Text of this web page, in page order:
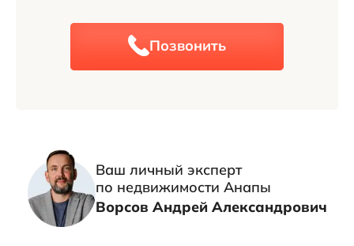
Позвонить
Ваш личный эксперт
по недвижимости Анапы
Ворсов Андрей Александрович